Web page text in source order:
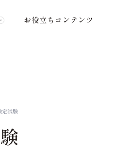
お役立ちコンテンツ
定試験